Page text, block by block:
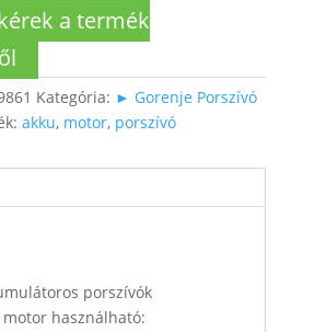
a termék
Kategória: ► Gorenje Porszívó
akku, motor, porszívó
porszívók
használható: